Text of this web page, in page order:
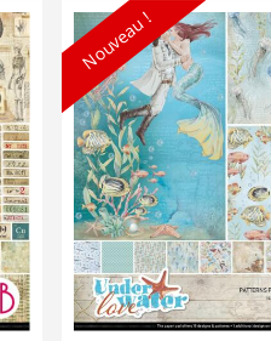
Nouveau !